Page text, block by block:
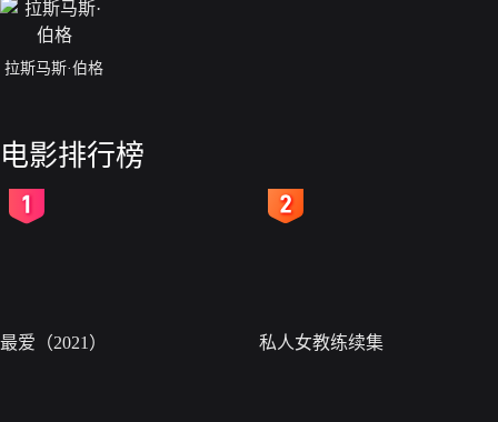
拉斯马斯·伯格
电影排行榜
最爱（2021） 私人女教练续集